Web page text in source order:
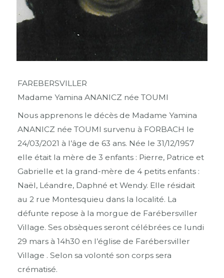
FAREBERSVILLER
Madame Yamina ANANICZ née TOUMI
Nous apprenons le décès de Madame Yamina
ANANICZ née TOUMI survenu à FORBACH le
24/03/2021 à l’âge de 63 ans. Née le 31/12/1957
elle était la mère de 3 enfants : Pierre, Patrice et
Gabrielle et la grand-mère de 4 petits enfants :
Naël, Léandre, Daphné et Wendy. Elle résidait
au 2 rue Montesquieu dans la localité. La
défunte repose à la morgue de Farébersviller
Village. Ses obsèques seront célébrées ce lundi
29 mars à 14h30 en l’église de Farébersviller
Village . Selon sa volonté son corps sera
crématisé.